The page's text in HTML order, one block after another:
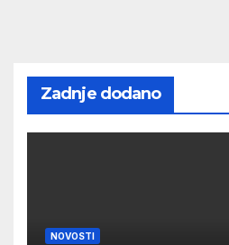
Zadnje dodano
NOVOSTI